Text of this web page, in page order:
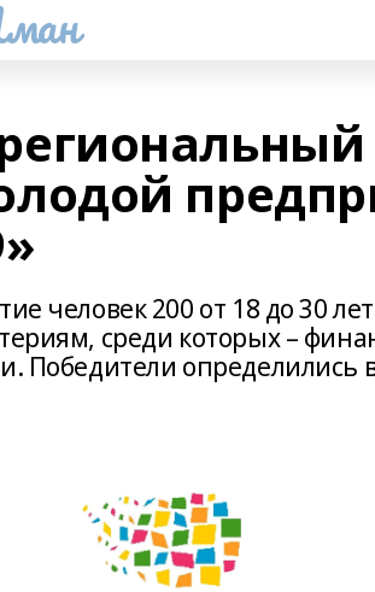
человек 200 от 18 до 30
среди которых –
Победители